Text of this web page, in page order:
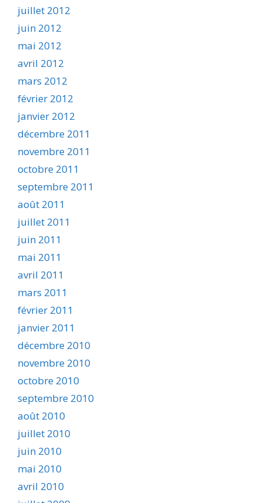
juillet 2012
juin 2012
mai 2012
avril 2012
mars 2012
février 2012
janvier 2012
décembre 2011
novembre 2011
octobre 2011
septembre 2011
août 2011
juillet 2011
juin 2011
mai 2011
avril 2011
mars 2011
février 2011
janvier 2011
décembre 2010
novembre 2010
octobre 2010
septembre 2010
août 2010
juillet 2010
juin 2010
mai 2010
avril 2010